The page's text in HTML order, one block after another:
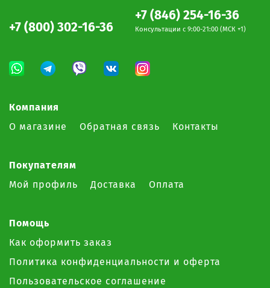
Компания
О магазине
Обратная связь Контакты
Покупателям
Мой профиль
Доставка Оплата
Помощь
Как оформить заказ
Политика конфиденциальности и оферта
Пользовательское соглашение
+7 (800) 302-16-36
+7 (846) 254-16-36
Консультации c 9:00-21:00 (МСК +1)